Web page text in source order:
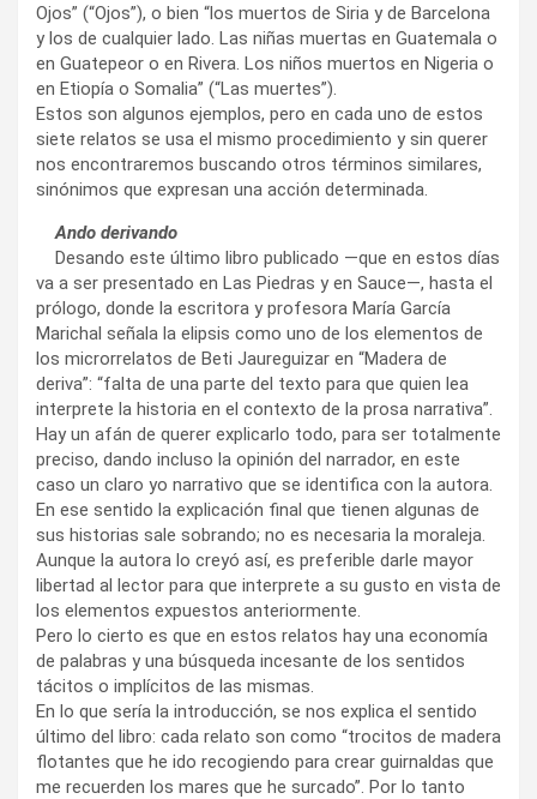
Ojos” (“Ojos”), o bien “los muertos de Siria y de Barcelona
y los de cualquier lado. Las niñas muertas en Guatemala o
en Guatepeor o en Rivera. Los niños muertos en Nigeria o
en Etiopía o Somalia” (“Las muertes”).
Estos son algunos ejemplos, pero en cada uno de estos
siete relatos se usa el mismo procedimiento y sin querer
nos encontraremos buscando otros términos similares,
sinónimos que expresan una acción determinada.
Ando derivando
Desando este último libro publicado —que en estos días
va a ser presentado en Las Piedras y en Sauce—, hasta el
prólogo, donde la escritora y profesora María García
Marichal señala la elipsis como uno de los elementos de
los microrrelatos de Beti Jaureguizar en “Madera de
deriva”: “falta de una parte del texto para que quien lea
interprete la historia en el contexto de la prosa narrativa”.
Hay un afán de querer explicarlo todo, para ser totalmente
preciso, dando incluso la opinión del narrador, en este
caso un claro yo narrativo que se identifica con la autora.
En ese sentido la explicación final que tienen algunas de
sus historias sale sobrando; no es necesaria la moraleja.
Aunque la autora lo creyó así, es preferible darle mayor
libertad al lector para que interprete a su gusto en vista de
los elementos expuestos anteriormente.
Pero lo cierto es que en estos relatos hay una economía
de palabras y una búsqueda incesante de los sentidos
tácitos o implícitos de las mismas.
En lo que sería la introducción, se nos explica el sentido
último del libro: cada relato son como “trocitos de madera
flotantes que he ido recogiendo para crear guirnaldas que
me recuerden los mares que he surcado”. Por lo tanto